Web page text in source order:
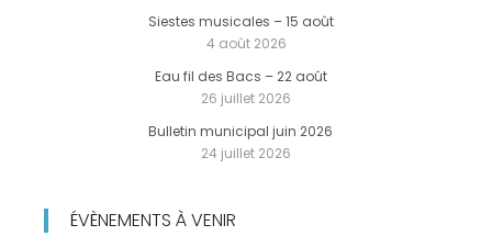
Siestes musicales – 15 août
4 août 2026
Eau fil des Bacs – 22 août
26 juillet 2026
Bulletin municipal juin 2026
24 juillet 2026
ÉVÈNEMENTS À VENIR